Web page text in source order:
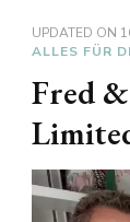
UPDATED ON
ALLES FÜR
Fred